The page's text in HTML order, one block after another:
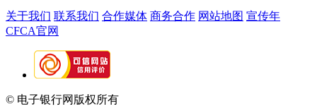
关于我们 联系我们 合作媒体 商务合作 网站地图 宣传年
CFCA官网
© 电子银行网版权所有